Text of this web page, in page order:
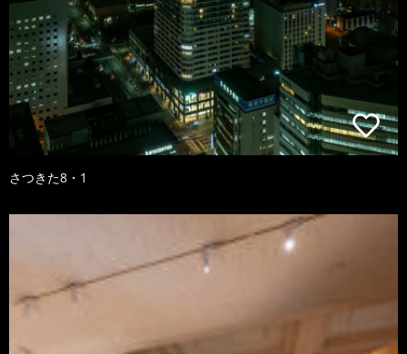
さつきた8・1